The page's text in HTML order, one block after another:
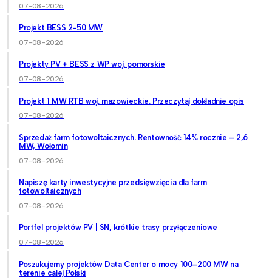
07-08-2026
Projekt BESS 2-50 MW
07-08-2026
Projekty PV + BESS z WP woj. pomorskie
07-08-2026
Projekt 1 MW RTB woj. mazowieckie. Przeczytaj dokładnie opis
07-08-2026
Sprzedaż farm fotowoltaicznych. Rentowność 14% rocznie – 2,6
MW, Wołomin
07-08-2026
Napiszę karty inwestycyjne przedsięwzięcia dla farm
fotowoltaicznych
07-08-2026
Portfel projektów PV | SN, krótkie trasy przyłączeniowe
07-08-2026
Poszukujemy projektów Data Center o mocy 100–200 MW na
terenie całej Polski